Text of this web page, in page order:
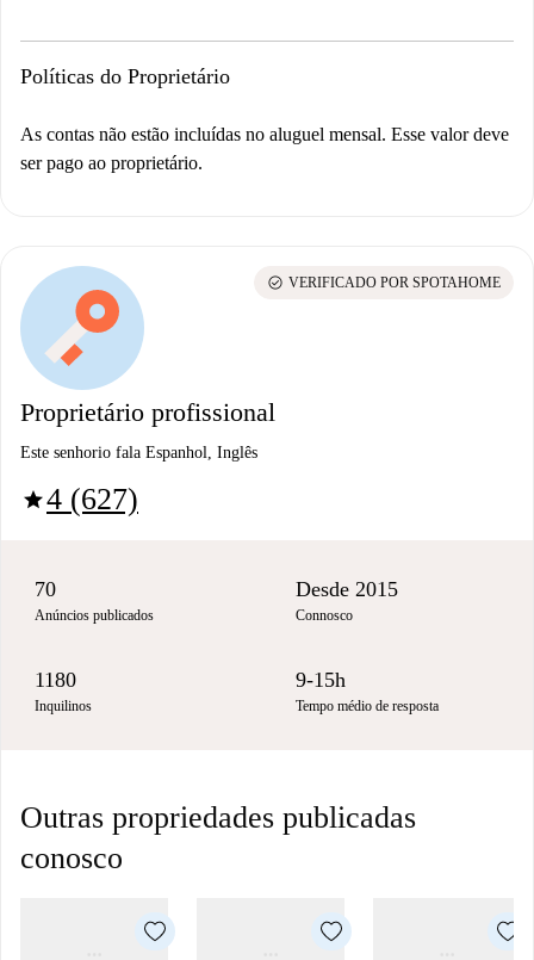
Políticas do Proprietário
As contas não estão incluídas no aluguel mensal. Esse valor deve
ser pago ao proprietário.
Proprietário profissional
Este senhorio fala Espanhol, Inglês
star4 (627)
check_circle VERIFICADO POR SPOTAHOME
70
Anúncios publicados
Desde 2015
Connosco
1180
Inquilinos
9-15h
Tempo médio de resposta
Outras propriedades publicadas
conosco